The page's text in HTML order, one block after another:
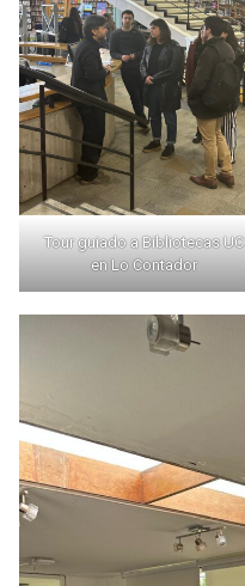
Tour guiado a Bibliotecas UC
en Lo Contador